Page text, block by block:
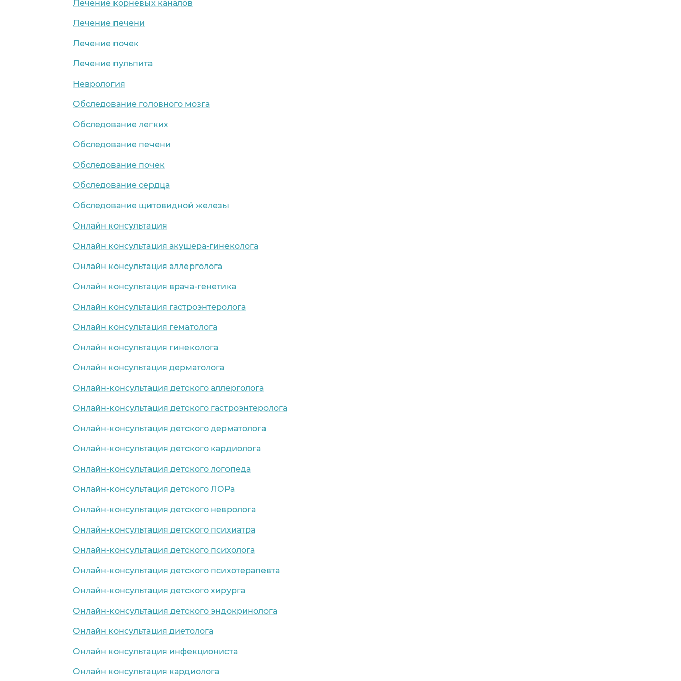
Лечение корневых каналов
Лечение печени
Лечение почек
Лечение пульпита
Неврология
Обследование головного мозга
Обследование легких
Обследование печени
Обследование почек
Обследование сердца
Обследование щитовидной железы
Онлайн консультация
Онлайн консультация акушера-гинеколога
Онлайн консультация аллерголога
Онлайн консультация врача-генетика
Онлайн консультация гастроэнтеролога
Онлайн консультация гематолога
Онлайн консультация гинеколога
Онлайн консультация дерматолога
Онлайн-консультация детского аллерголога
Онлайн-консультация детского гастроэнтеролога
Онлайн-консультация детского дерматолога
Онлайн-консультация детского кардиолога
Онлайн-консультация детского логопеда
Онлайн-консультация детского ЛОРа
Онлайн-консультация детского невролога
Онлайн-консультация детского психиатра
Онлайн-консультация детского психолога
Онлайн-консультация детского психотерапевта
Онлайн-консультация детского хирурга
Онлайн-консультация детского эндокринолога
Онлайн консультация диетолога
Онлайн консультация инфекциониста
Онлайн консультация кардиолога